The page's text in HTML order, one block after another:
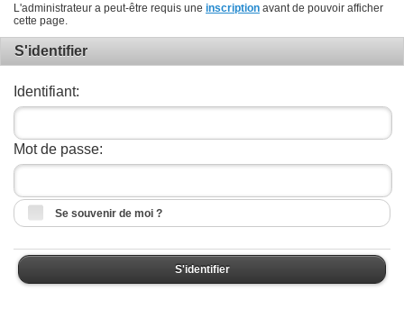
L'administrateur a peut-être requis une inscription avant de pouvoir afficher
cette page.
S'identifier
Identifiant:
Mot de passe:
Se souvenir de moi ?
S'identifier